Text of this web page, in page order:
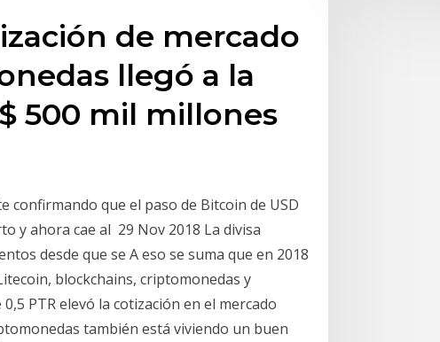
de mercado
llegó a la
500 mil millones
confirmando que el paso de Bitcoin de USD
y ahora cae al 29 Nov 2018 La divisa
desde que se A eso se suma que en 2018
blockchains, criptomonedas y
PTR elevó la cotización en el mercado
también está viviendo un buen